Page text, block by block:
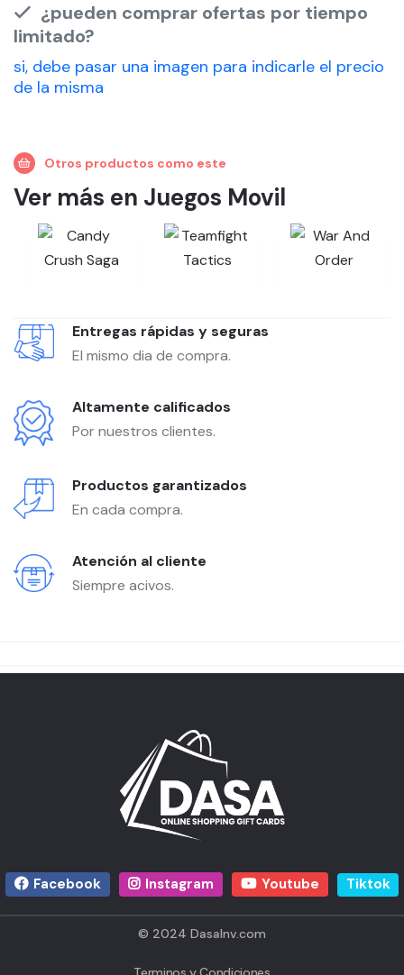
¿pueden comprar ofertas por tiempo
limitado?
si, debe pasar una imagen para indicarle el precio
de la misma
Otros productos como este
Ver más en Juegos Movil
Entregas rápidas y seguras
El mismo dia de compra.
Altamente calificados
Por nuestros clientes.
Productos garantizados
En cada compra.
Atención al cliente
Siempre acivos.
Facebook Instagram Youtube Tiktok
© 2024 DasaInv.com